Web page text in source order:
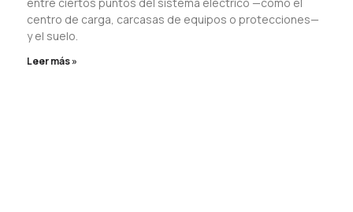
entre ciertos puntos del sistema eléctrico —como el
centro de carga, carcasas de equipos o protecciones—
y el suelo.
Leer más »